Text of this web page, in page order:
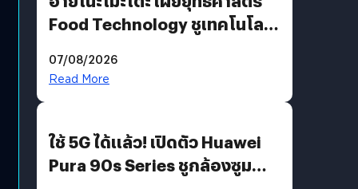
Food Technology ชูเทคโนโลยี
บริโภคและ B2B
07/08/2026
Read More
ใช้ 5G ได้แล้ว! เปิดตัว Huawei
Pura 90s Series ชูกล้องซูม